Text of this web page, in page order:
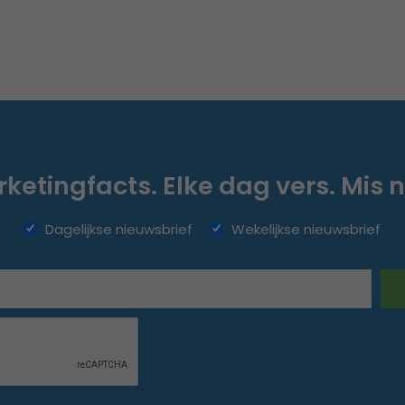
Elke dag vers. Mis
Dagelijkse nieuwsbrief Wekelijkse nieuwsbrief